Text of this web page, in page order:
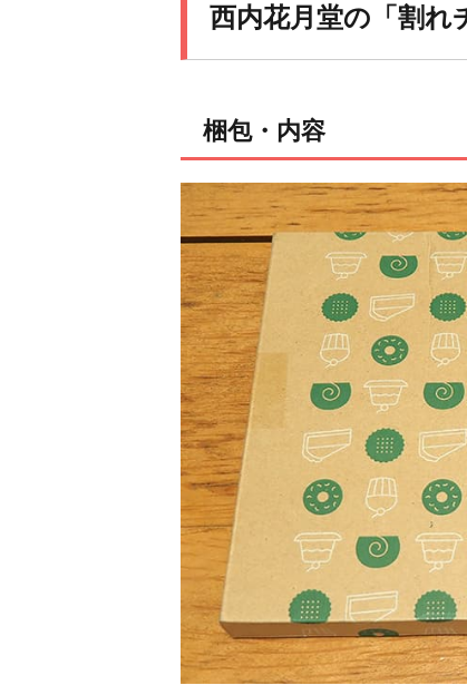
西内花月堂の「割れ
梱包・内容